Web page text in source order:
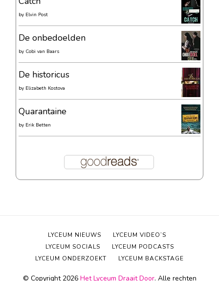
by Elvin Post
De onbedoelden
by Cobi van Baars
De historicus
by Elizabeth Kostova
Quarantaine
by Erik Betten
© Copyright 2026 Het Lyceum Draait Door. Alle rechten
LYCEUM NIEUWS
LYCEUM VIDEO’S
LYCEUM SOCIALS
LYCEUM PODCASTS
LYCEUM ONDERZOEKT
LYCEUM BACKSTAGE